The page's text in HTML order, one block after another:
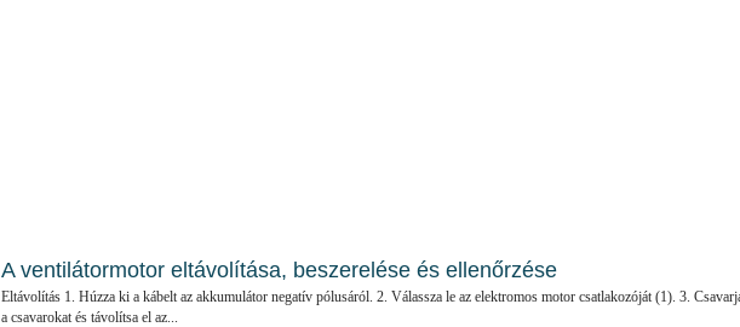
A ventilátormotor eltávolítása, beszerelése és ellenőrzése
Eltávolítás 1. Húzza ki a kábelt az akkumulátor negatív pólusáról. 2. Válassza le az elektromos motor csatlakozóját (1). 3.
a csavarokat és távolítsa el az...